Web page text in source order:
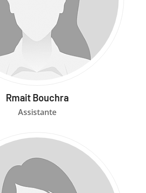
Rmait Bouchra
Assistante